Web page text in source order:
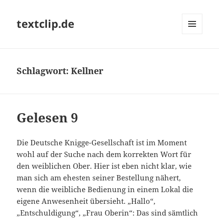
textclip.de
Schlagwort:Kellner
Gelesen 9
Die Deutsche Knigge-Gesellschaft ist im Moment
wohl auf der Suche nach dem korrekten Wort für
den weiblichen Ober. Hier ist eben nicht klar, wie
man sich am ehesten seiner Bestellung nähert,
wenn die weibliche Bedienung in einem Lokal die
eigene Anwesenheit übersieht. „Hallo“,
„Entschuldigung“, „Frau Oberin“: Das sind sämtlich